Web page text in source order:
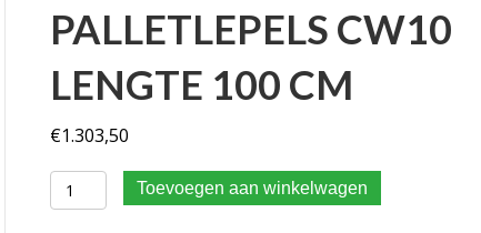
PALLETLEPELS CW10
LENGTE 100 CM
€1.303,50
VEMATEC Palletframe + Palletlepels CW10 Lengte
Toevoegen aan winkelwagen